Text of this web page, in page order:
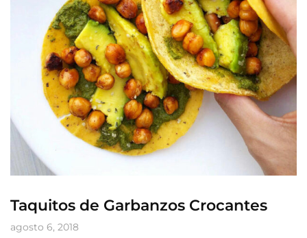
Taquitos de Garbanzos Crocantes
agosto 6, 2018